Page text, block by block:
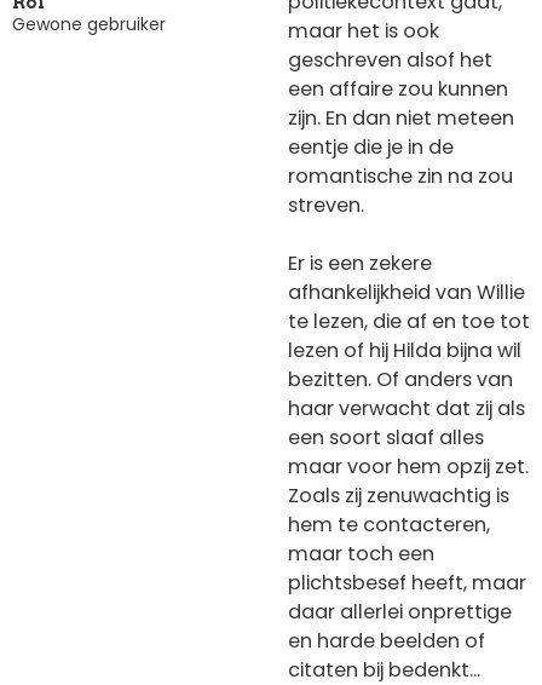
Gewone gebruiker
maar het is ook
geschreven alsof het
een affaire zou kunnen
zijn. En dan niet meteen
eentje die je in de
romantische zin na zou
streven.
Er is een zekere
afhankelijkheid van Willie
te lezen, die af en toe tot
lezen of hij Hilda bijna wil
bezitten. Of anders van
haar verwacht dat zij als
een soort slaaf alles
maar voor hem opzij zet.
Zoals zij zenuwachtig is
hem te contacteren,
maar toch een
plichtsbesef heeft, maar
daar allerlei onprettige
en harde beelden of
citaten bij bedenkt...